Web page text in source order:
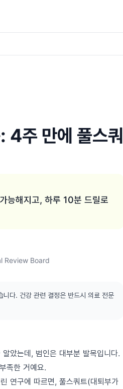
4주 만에 풀스쿼
능해지고, 하루 10분 드릴로
Review Board
니다. 건강 관련 결정은 반드시 의료 전문
았는데, 범인은 대부분 발목입니다.
족한 거예요.
구에 따르면, 풀스쿼트(대퇴부가